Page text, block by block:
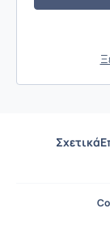
Σχετικά